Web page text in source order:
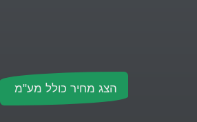
הצג מחיר כולל מע"מ